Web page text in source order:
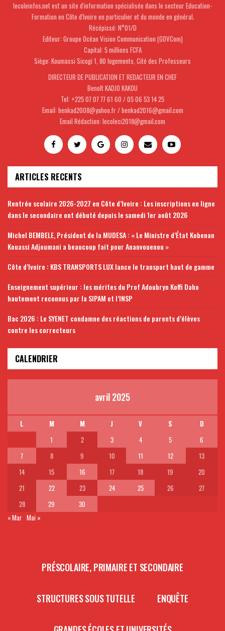
lecoleinfos.net est un site d'information spécialisée dans le secteur Education-
Formation en Côte d'Ivoire en particulier et du monde en général.
Récépissé: N°01/D
Editeur: Groupe Océan Vision Communication (GOVCom)
Capital: 5 millions FCFA
Siège: Koumassi Sicogi 1, 80 logements, Cité des Professeurs
DIRECTEUR DE PUBLICATION ET REDACTEUR EN CHEF
Benoît KADJO KAKOU
Tel: +225 07 07 77 61 60 / 05 06 53 14 25
Email: benkad2008@yahoo.fr / benkad2016@gmail.com
Email Rédaction: lecoleci2018@gmail.com
ARTICLES RECENTS
Rentrée scolaire 2026-2027 en Côte d’Ivoire : Les inscriptions en ligne
dans le secondaire ont débuté depuis le samedi 1er août 2026
Michel BEMBELE, Président de la MUDESA : « Le Ministre d’État Kobenan
Kouassi Adjoumani a beaucoup fait pour Ananvouenou »
Côte d’Ivoire : KBS TRANSPORTS LUX lance le transport haut de gamme
Enseignement supérieur : les mérites du Prof Adoubryn Koffi Daho
hautement reconnus par la SIPAM et l’INSP
Bac 2026 : Le SYENET condamne des réactions de parents d’élèves
contre les correcteurs
CALENDRIER
avril 2025
L M M J V S
D
1
2 3 4 5
6
7
8 9 10 11 12
13
14
15 16 17 18 19
20
21
22 23 24 25 26
27
28
29
30
« Mar Mai »
PRÉSCOLAIRE, PRIMAIRE ET SECONDAIRE
STRUCTURES SOUS TUTELLE ENQUÊTE